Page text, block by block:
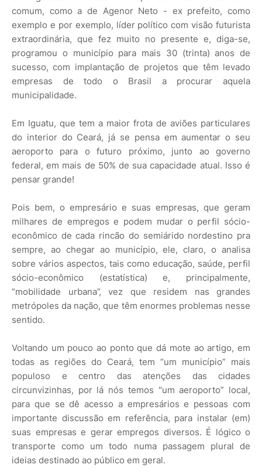
comum, como a de Agenor Neto - ex prefeito, como
exemplo e por exemplo, líder político com visão futurista
extraordinária, que fez muito no presente e, diga-se,
programou o município para mais 30 (trinta) anos de
sucesso, com implantação de projetos que têm levado
empresas de todo o Brasil a procurar aquela
municipalidade.
Em Iguatu, que tem a maior frota de aviões particulares
do interior do Ceará, já se pensa em aumentar o seu
aeroporto para o futuro próximo, junto ao governo
federal, em mais de 50% de sua capacidade atual. Isso é
pensar grande!
Pois bem, o empresário e suas empresas, que geram
milhares de empregos e podem mudar o perfil sócio-
econômico de cada rincão do semiárido nordestino pra
sempre, ao chegar ao município, ele, claro, o analisa
sobre vários aspectos, tais como educação, saúde, perfil
sócio-econômico (estatística) e, principalmente,
“mobilidade urbana”, vez que residem nas grandes
metrópoles da nação, que têm enormes problemas nesse
sentido.
Voltando um pouco ao ponto que dá mote ao artigo, em
todas as regiões do Ceará, tem “um município” mais
populoso e centro das atenções das cidades
circunvizinhas, por lá nós temos "um aeroporto” local,
para que se dê acesso a empresários e pessoas com
importante discussão em referência, para instalar (em)
suas empresas e gerar empregos diversos. É lógico o
transporte como um todo numa passagem plural de
ideias destinado ao público em geral.